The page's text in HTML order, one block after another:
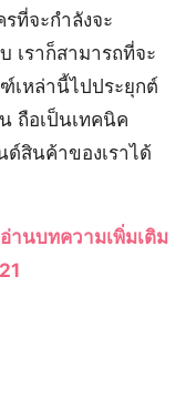
ที่จะกำลังจะ
เราก็สามารถที่จะ
เหล่านี้ไปประยุกต์
ถือเป็นเทคนิค
สินค้าของเราได้
านบทความเพิ่มเติม